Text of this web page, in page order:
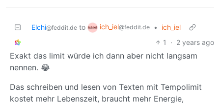
Elchi@feddit.de to ich_iel@feddit.de •
ich_iel
1
· 2 years ago
Exakt das limit würde ich dann aber nicht langsam
nennen. 😂
Das schreiben und lesen von Texten mit Tempolimit
kostet mehr Lebenszeit, braucht mehr Energie,